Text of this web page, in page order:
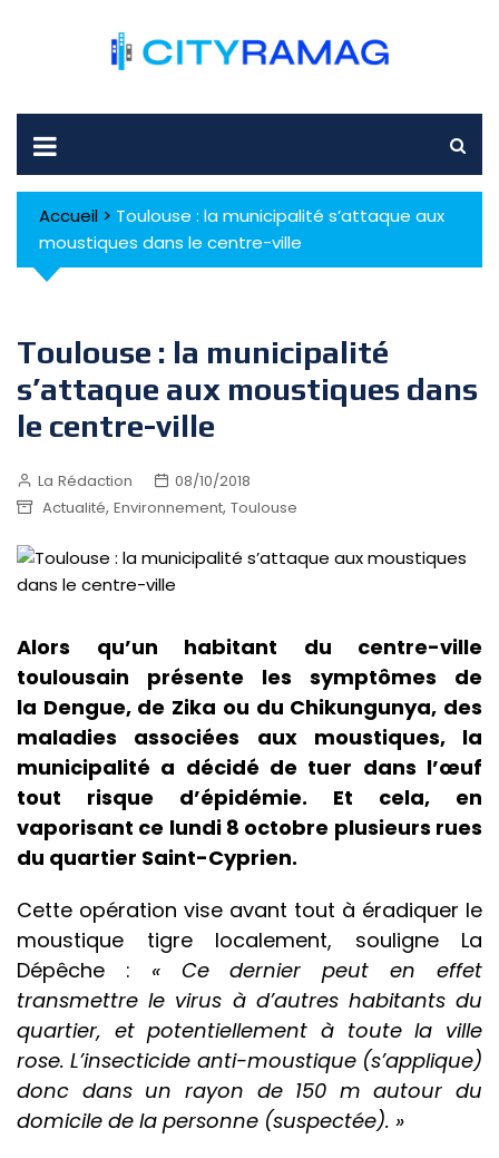
Accueil > Toulouse : la municipalité s’attaque aux
moustiques dans le centre-ville
Toulouse : la municipalité
s’attaque aux moustiques dans
le centre-ville
La Rédaction
08/10/2018
Actualité, Environnement, Toulouse
Alors qu’un habitant du centre-ville
toulousain présente les symptômes de
la Dengue, de Zika ou du Chikungunya, des
maladies associées aux moustiques, la
municipalité a décidé de tuer dans l’œuf
tout risque d’épidémie. Et cela, en
vaporisant ce lundi 8 octobre plusieurs rues
du quartier Saint-Cyprien.
Cette opération vise avant tout à éradiquer le
moustique tigre localement, souligne La
Dépêche : « Ce dernier peut en effet
transmettre le virus à d’autres habitants du
quartier, et potentiellement à toute la ville
rose. L’insecticide anti-moustique (s’applique)
donc dans un rayon de 150 m autour du
domicile de la personne (suspectée). »